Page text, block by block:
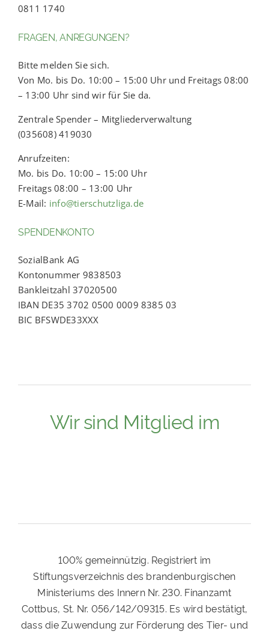
0811 1740
FRAGEN, ANREGUNGEN?
Bitte melden Sie sich.
Von Mo. bis Do. 10:00 – 15:00 Uhr und Freitags 08:00
– 13:00 Uhr sind wir für Sie da.
Zentrale Spender – Mitgliederverwaltung
(035608) 419030
Anrufzeiten:
Mo. bis Do. 10:00 – 15:00 Uhr
Freitags 08:00 – 13:00 Uhr
E-Mail: info@tierschutzliga.de
SPENDENKONTO
SozialBank AG
Kontonummer 9838503
Bankleitzahl 37020500
IBAN DE35 3702 0500 0009 8385 03
BIC BFSWDE33XXX
Wir sind Mitglied im
100% gemeinnützig. Registriert im
Stiftungsverzeichnis des brandenburgischen
Ministeriums des Innern Nr. 230. Finanzamt
Cottbus, St. Nr. 056/142/09315. Es wird bestätigt,
dass die Zuwendung zur Förderung des Tier- und